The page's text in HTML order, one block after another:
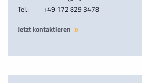
Tel.:
+49 172 829 3478
Jetzt kontaktieren